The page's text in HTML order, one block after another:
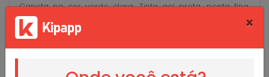
×
Caneta na cor verde clara. Tinta gel preta, ponta fina,
escrita macia.
R$ 8,99